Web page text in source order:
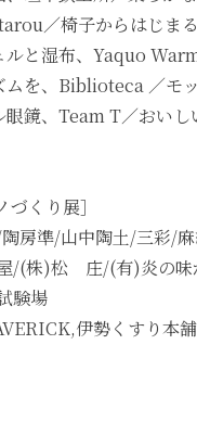
／椅子からはじま
ルと湿布、Yaquo
ムを、Biblioteca ／モ
眼鏡、Team T／おい
づくり展］
房準/山中陶土/三彩/
(株)松 庄/(有)炎の
験場
伊勢くすり本